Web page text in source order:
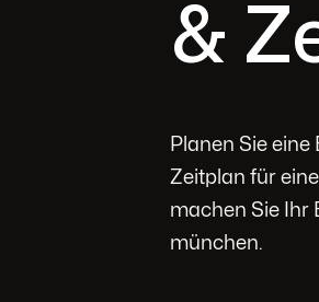
&
Planen Sie
Zeitplan für
machen Sie Ihr
münchen.